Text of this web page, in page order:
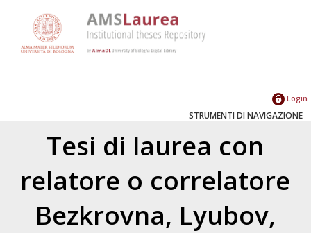
Login
STRUMENTI DI NAVIGAZIONE
Tesi di laurea con
relatore o correlatore
Bezkrovna, Lyubov,